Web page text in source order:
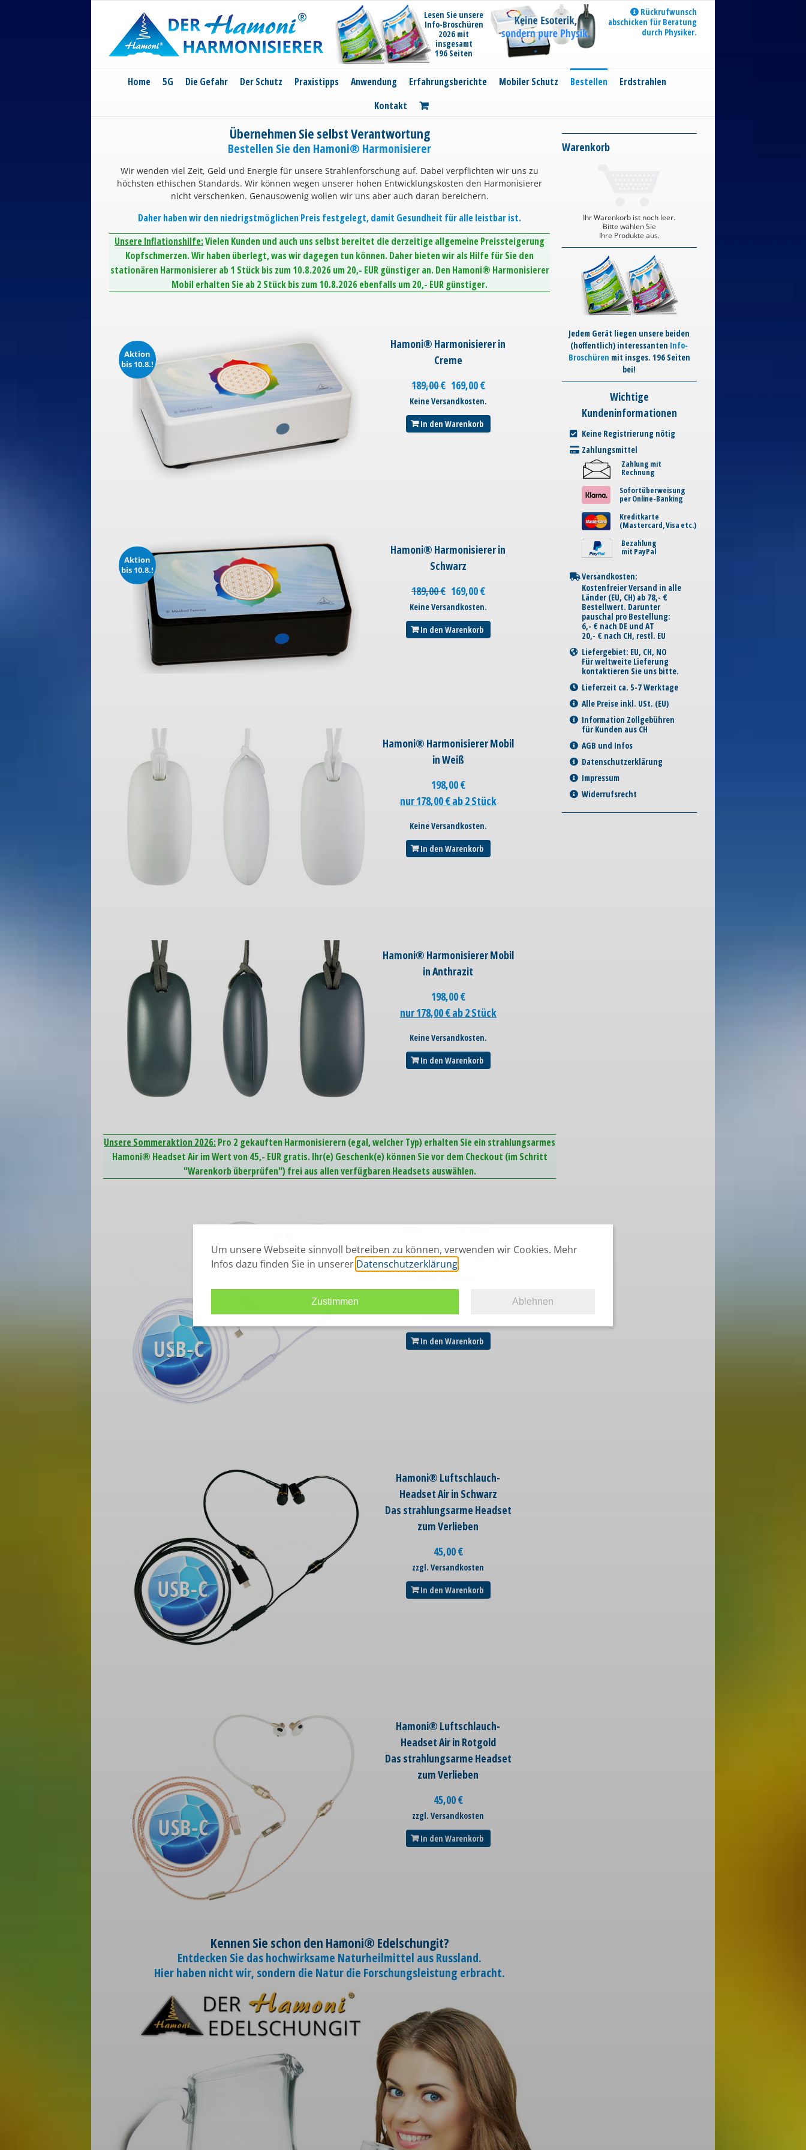
Lesen Sie unsere
Info-Broschüren
2026 mit
insgesamt
196 Seiten
Rückrufwunsch
abschicken für Beratung
durch Physiker.
Home 5G Die Gefahr Der Schutz Praxistipps Anwendung Erfahrungsberichte Mobiler Schutz Bestellen
Erdstrahlen
Kontakt
Übernehmen Sie selbst Verantwortung
Bestellen Sie den Hamoni® Harmonisierer
Wir wenden viel Zeit, Geld und Energie für unsere Strahlenforschung auf. Dabei verpflichten wir uns zu
höchsten ethischen Standards. Wir können wegen unserer hohen Entwicklungskosten den Harmonisierer
nicht verschenken. Genausowenig wollen wir uns aber auch daran bereichern.
Daher haben wir den niedrigstmöglichen Preis festgelegt, damit Gesundheit für alle leistbar ist.
Unsere Inflationshilfe:Vielen Kunden und auch uns selbst bereitet die derzeitige allgemeine Preissteigerung
Kopfschmerzen. Wir haben überlegt, was wir dagegen tun können. Daher bieten wir als Hilfe für Sie den
stationären Harmonisierer ab 1 Stück bis zum 10.8.2026 um 20,- EUR günstiger an. Den Hamoni® Harmonisierer
Mobil erhalten Sie ab 2 Stück bis zum 10.8.2026 ebenfalls um 20,- EUR günstiger.
Aktion
bis 10.8.!
Hamoni® Harmonisierer in
Creme
189,00€ 169,00€
Keine Versandkosten.
In den Warenkorb
Aktion
bis 10.8.!
Hamoni® Harmonisierer in
Schwarz
189,00€ 169,00€
Keine Versandkosten.
In den Warenkorb
Hamoni® Harmonisierer Mobil
in Weiß
198,00€
nur 178,00 € ab 2 Stück
Keine Versandkosten.
In den Warenkorb
Hamoni® Harmonisierer Mobil
in Anthrazit
198,00€
nur 178,00 € ab 2 Stück
Keine Versandkosten.
In den Warenkorb
Unsere Sommeraktion 2026: Pro 2 gekauften Harmonisierern (egal, welcher Typ) erhalten Sie ein strahlungsarmes
Hamoni® Headset Air im Wert von 45,- EUR gratis. Ihr(e) Geschenk(e) können Sie vor dem Checkout (im Schritt
"Warenkorb überprüfen") frei aus allen verfügbaren Headsets auswählen.
Hamoni® Luftschlauch-
Headset Air in Weiß
Das strahlungsarme Headset
In den Warenkorb
Hamoni® Luftschlauch-
Headset Air in Schwarz
Das strahlungsarme Headset
zum Verlieben
45,00€
zzgl. Versandkosten
In den Warenkorb
Hamoni® Luftschlauch-
Headset Air in Rotgold
Das strahlungsarme Headset
zum Verlieben
45,00€
zzgl. Versandkosten
In den Warenkorb
Kennen Sie schon den Hamoni® Edelschungit?
Entdecken Sie das hochwirksame Naturheilmittel aus Russland.
Hier haben nicht wir, sondern die Natur die Forschungsleistung erbracht.
Warenkorb
Ihr Warenkorb ist noch leer.
Bitte wählen Sie
Ihre Produkte aus.
Jedem Gerät liegen unsere beiden
(hoffentlich) interessanten Info-
Broschüren mit insges. 196 Seiten
bei!
Wichtige
Kundeninformationen
Keine Registrierung nötig
Zahlungsmittel
Zahlung mit
Rechnung
Sofortüberweisung
per Online-Banking
Kreditkarte
(Mastercard, Visa etc.)
Bezahlung
mit PayPal
Versandkosten:
Kostenfreier Versand in alle
Länder (EU, CH) ab 78,- €
Bestellwert. Darunter
pauschal pro Bestellung:
6,- € nach DE und AT
20,- € nach CH, restl. EU
Liefergebiet: EU, CH, NO
Für weltweite Lieferung
kontaktieren Sie uns bitte.
Lieferzeit ca. 5-7 Werktage
Alle Preise inkl. USt. (EU)
Information Zollgebühren
für Kunden aus CH
AGB und Infos
Datenschutzerklärung
Impressum
Widerrufsrecht
Um unsere Webseite sinnvoll betreiben zu können, verwenden wir Cookies. Mehr
Infos dazu finden Sie in unserer Datenschutzerklärung
Zustimmen Ablehnen